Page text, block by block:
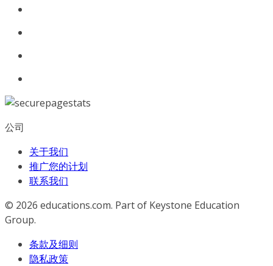
公司
关于我们
推广您的计划
联系我们
© 2026 educations.com. Part of Keystone Education
Group.
条款及细则
隐私政策